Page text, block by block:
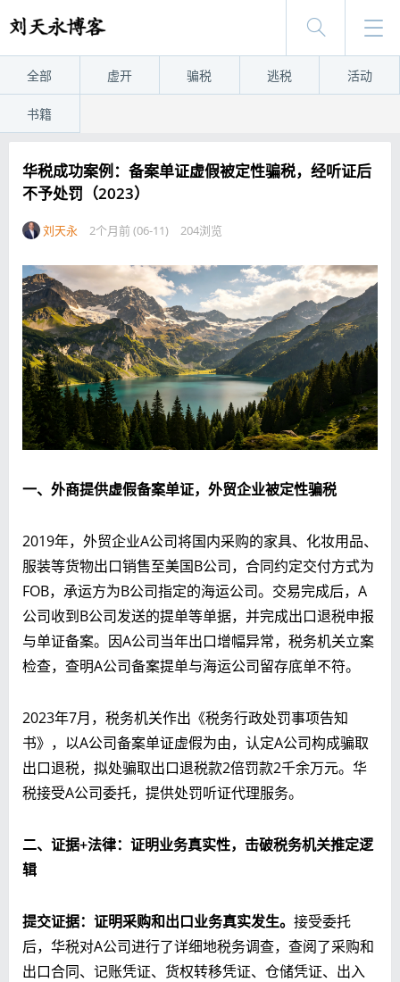
全部 虚开 骗税 逃税 活动
书籍
华税成功案例：备案单证虚假被定性骗税，经听证后
不予处罚（2023）
刘天永 2个月前 (06-11) 204浏览
一、 外商提供虚假备案单证，外贸企业被定性骗税
2019年，外贸企业A公司将国内采购的家具、化妆用品、
服装等货物出口销售至美国B公司，合同约定交付方式为
FOB，承运方为B公司指定的海运公司。交易完成后，A
公司收到B公司发送的提单等单据，并完成出口退税申报
与单证备案。因A公司当年出口增幅异常，税务机关立案
检查，查明A公司备案提单与海运公司留存底单不符。
2023年7月，税务机关作出《税务行政处罚事项告知
书》，以A公司备案单证虚假为由，认定A公司构成骗取
出口退税，拟处骗取出口退税款2倍罚款2千余万元。华
税接受A公司委托，提供处罚听证代理服务。
二、 证据+法律：证明业务真实性，击破税务机关推定逻
辑
提交证据：证明采购和出口业务真实发生。 接受委托
后，华税对A公司进行了详细地税务调查，查阅了采购和
出口合同、记账凭证、货权转移凭证、仓储凭证、出入